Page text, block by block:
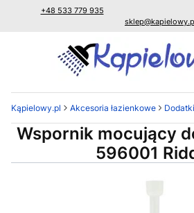
+48 533 779 935
Kąpielowy.pl Akcesoria łazienkowe
Wspornik mocujący
596001